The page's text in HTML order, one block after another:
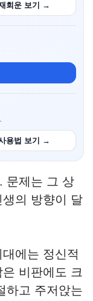
회운 보기 →
용법 보기 →
문제는 그 상
의 방향이 달
에는 정신적
비판에도 크
하고 주저앉는